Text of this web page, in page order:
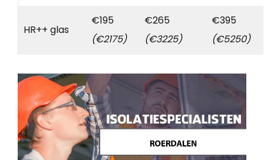
HR++ glas
€195
(€2175)
€265
(€3225)
€395
(€5250)